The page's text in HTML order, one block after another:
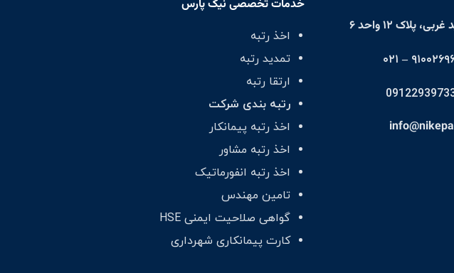
پلاک ۱۲ واحد ۶
– ۰۲۱
خدمات تخصصی نیک پارس
اخذ رتبه
تمدید رتبه
ارتقا رتبه
رتبه بندی شرکت
اخذ رتبه پیمانکار
اخذ رتبه مشاور
اخذ رتبه انفورماتیک
تامین مهندس
گواهی صلاحیت ایمنی HSE
کارت پیمانکاری شهرداری